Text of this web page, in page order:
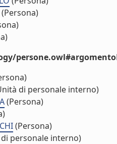
(Persona)
di personale interno)
(Persona)
(Persona)
personale interno)